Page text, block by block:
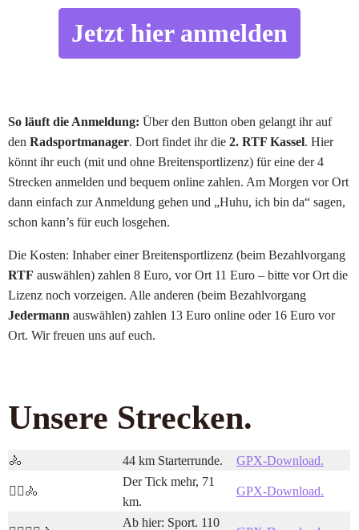
Jetzt hier anmelden
So läuft die Anmeldung: Über den Button oben gelangt ihr auf
den Radsportmanager. Dort findet ihr die 2. RTF Kassel. Hier
könnt ihr euch (mit und ohne Breitensportlizenz) für eine der 4
Strecken anmelden und bequem online zahlen. Am Morgen vor Ort
dann einfach zur Anmeldung gehen und „Huhu, ich bin da“ sagen,
schon kann’s für euch losgehen.
Die Kosten: Inhaber einer Breitensportlizenz (beim Bezahlvorgang
RTF auswählen) zahlen 8 Euro, vor Ort 11 Euro – bitte vor Ort die
Lizenz noch vorzeigen. Alle anderen (beim Bezahlvorgang
Jedermann auswählen) zahlen 13 Euro online oder 16 Euro vor
Ort. Wir freuen uns auf euch.
Unsere Strecken.
🚴 44 km Starterrunde. GPX-Download.
🚴‍♀️🚴
Der Tick mehr, 71
km.
GPX-Download.
Ab hier: Sport. 110